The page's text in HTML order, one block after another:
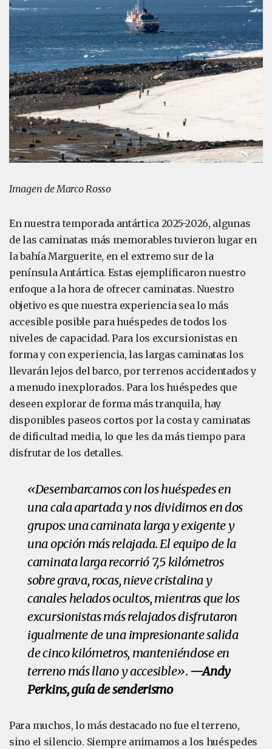
Imagen de Marco Rosso
En nuestra temporada antártica 2025-2026, algunas
de las caminatas más memorables tuvieron lugar en
la bahía Marguerite, en el extremo sur de la
península Antártica. Estas ejemplificaron nuestro
enfoque a la hora de ofrecer caminatas. Nuestro
objetivo es que nuestra experiencia sea lo más
accesible posible para huéspedes de todos los
niveles de capacidad. Para los excursionistas en
forma y con experiencia, las largas caminatas los
llevarán lejos del barco, por terrenos accidentados y
a menudo inexplorados. Para los huéspedes que
deseen explorar de forma más tranquila, hay
disponibles paseos cortos por la costa y caminatas
de dificultad media, lo que les da más tiempo para
disfrutar de los detalles.
«Desembarcamos con los huéspedes en
una cala apartada y nos dividimos en dos
grupos: una caminata larga y exigente y
una opción más relajada. El equipo de la
caminata larga recorrió 7,5 kilómetros
sobre grava, rocas, nieve cristalina y
canales helados ocultos, mientras que los
excursionistas más relajados disfrutaron
igualmente de una impresionante salida
de cinco kilómetros, manteniéndose en
terreno más llano y accesible». —Andy
Perkins, guía de senderismo
Para muchos, lo más destacado no fue el terreno,
sino el silencio. Siempre animamos a los huéspedes